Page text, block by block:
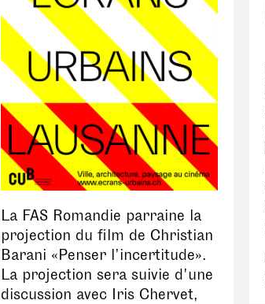
La FAS Romandie parraine la
projection du film de Christian
Barani «Penser l’incertitude».
La projection sera suivie d'une
discussion avec Iris Chervet,